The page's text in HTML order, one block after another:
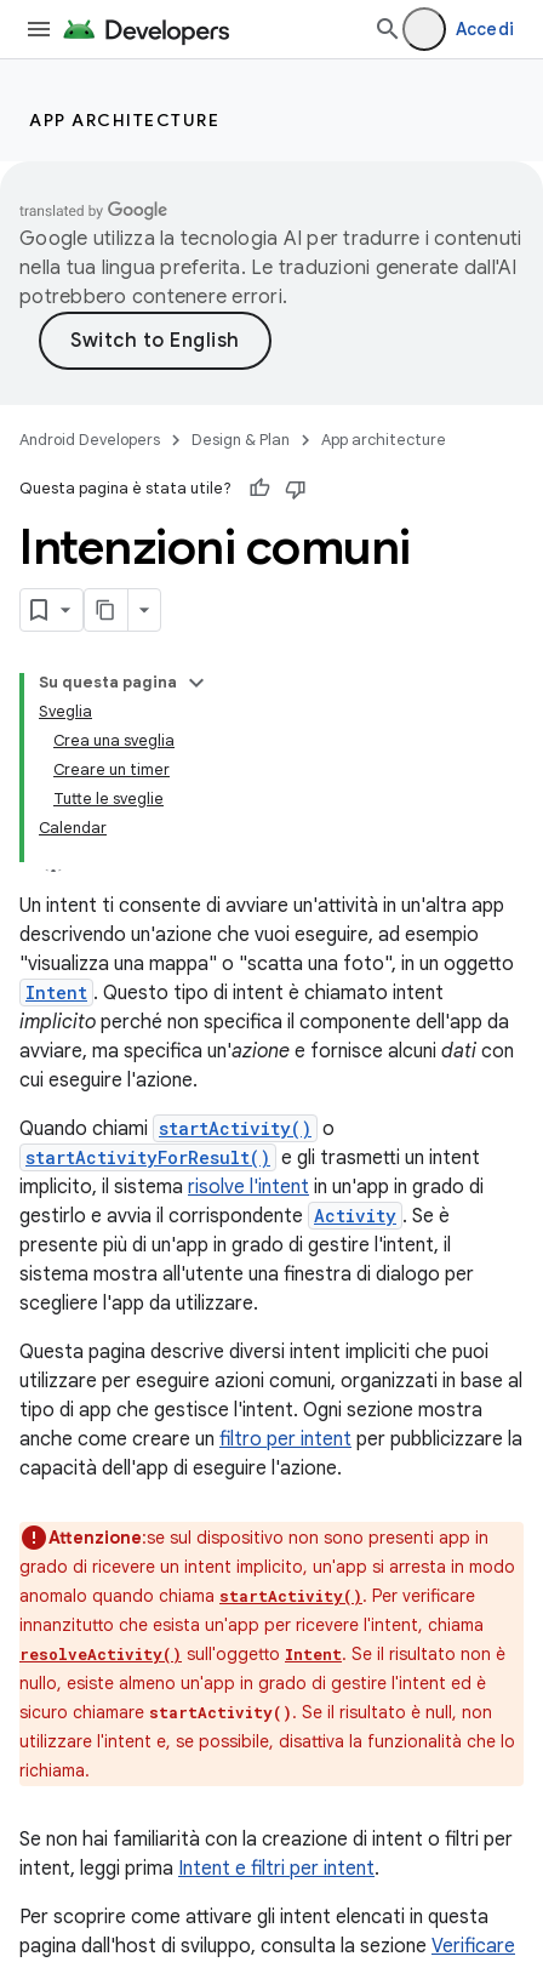
Accedi
APP ARCHITECTURE
Google utilizza la tecnologia AI per tradurre i contenuti
nella tua lingua preferita. Le traduzioni generate dall'AI
potrebbero contenere errori.
Android Developers Design & Plan App architecture
Questa pagina è stata utile?
Intenzioni comuni
Su questa pagina
Sveglia
Crea una sveglia
Creare un timer
Tutte le sveglie
Calendar
Un intent ti consente di avviare un'attività in un'altra app
descrivendo un'azione che vuoi eseguire, ad esempio
"visualizza una mappa" o "scatta una foto", in un oggetto
Intent . Questo tipo di intent è chiamato intent
implicito perché non specifica il componente dell'app da
avviare, ma specifica un'azione e fornisce alcuni dati con
cui eseguire l'azione.
Quando chiami startActivity() o
startActivityForResult() e gli trasmetti un intent
implicito, il sistema risolve l'intent in un'app in grado di
gestirlo e avvia il corrispondente Activity . Se è
presente più di un'app in grado di gestire l'intent, il
sistema mostra all'utente una finestra di dialogo per
scegliere l'app da utilizzare.
Questa pagina descrive diversi intent impliciti che puoi
utilizzare per eseguire azioni comuni, organizzati in base al
tipo di app che gestisce l'intent. Ogni sezione mostra
anche come creare un filtro per intent per pubblicizzare la
capacità dell'app di eseguire l'azione.
Attenzione:se sul dispositivo non sono presenti app in
grado di ricevere un intent implicito, un'app si arresta in modo
anomalo quando chiama startActivity(). Per verificare
innanzitutto che esista un'app per ricevere l'intent, chiama
resolveActivity() sull'oggetto Intent. Se il risultato non è
nullo, esiste almeno un'app in grado di gestire l'intent ed è
sicuro chiamare startActivity(). Se il risultato è null, non
utilizzare l'intent e, se possibile, disattiva la funzionalità che lo
richiama.
Se non hai familiarità con la creazione di intent o filtri per
intent, leggi prima Intent e filtri per intent.
Per scoprire come attivare gli intent elencati in questa
pagina dall'host di sviluppo, consulta la sezione Verificare